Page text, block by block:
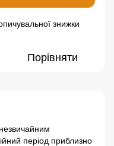
знижки
Порівняти
період приблизно